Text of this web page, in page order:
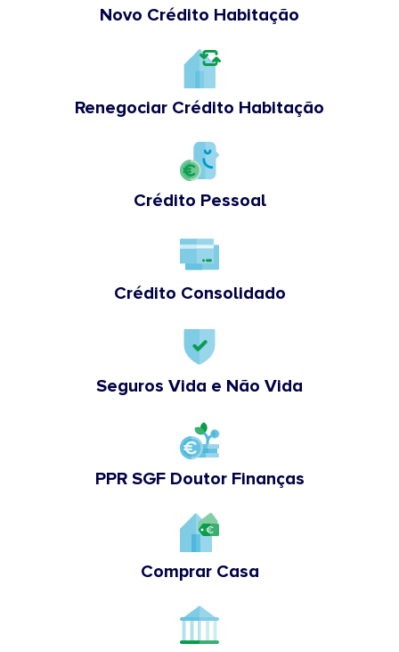
Novo Crédito Habitação
Renegociar Crédito Habitação
Crédito Pessoal
Crédito Consolidado
Seguros Vida e Não Vida
PPR SGF Doutor Finanças
Comprar Casa